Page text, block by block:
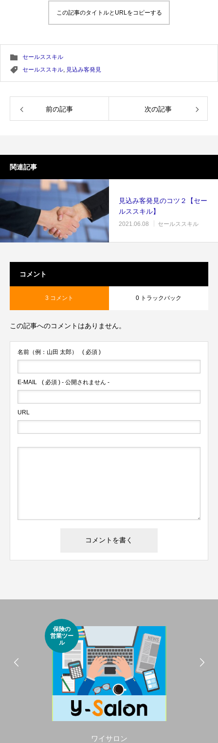
この記事のタイトルとURLをコピーする
セールススキル
セールススキル, 見込み客発見
前の記事 次の記事
関連記事
見込み客発見のコツ２【セー
ルススキル】
2021.06.08 セールススキル
コメント
3 コメント 0 トラックバック
この記事へのコメントはありません。
名前（例：山田 太郎） ( 必須 )
E-MAIL ( 必須 ) - 公開されません -
URL
保険の
営業ツー
ル
ワイサロン